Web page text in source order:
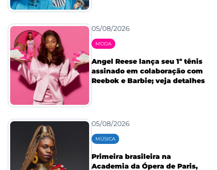
05/08/2026
MODA
Angel Reese lança seu 1º tênis
assinado em colaboração com
Reebok e Barbie; veja detalhes
05/08/2026
MÚSICA
Primeira brasileira na
Academia da Ópera de Paris,